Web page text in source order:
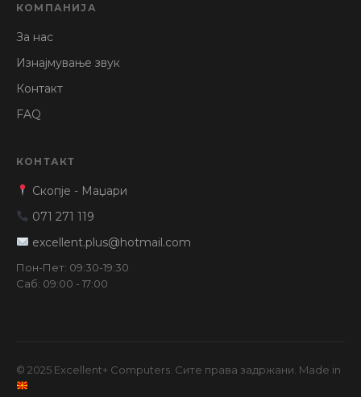
КОМПАНИЈА
За нас
Изнајмување звук
Контакт
FAQ
КОНТАКТ
Скопје - Маџари
071 271 119
excellent.plus@hotmail.com
Пон-Пет: 09:30-19:30
Саб: 09:00 - 17:00
© 2025 Excellent+ Computers. Сите права задржани. Made in